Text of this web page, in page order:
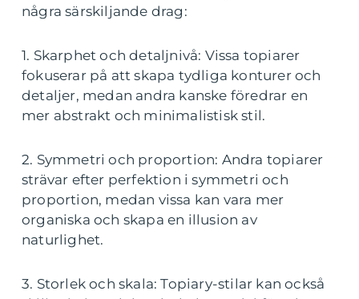
några särskiljande drag:
1. Skarphet och detaljnivå: Vissa topiarer
fokuserar på att skapa tydliga konturer och
detaljer, medan andra kanske föredrar en
mer abstrakt och minimalistisk stil.
2. Symmetri och proportion: Andra topiarer
strävar efter perfektion i symmetri och
proportion, medan vissa kan vara mer
organiska och skapa en illusion av
naturlighet.
3. Storlek och skala: Topiary-stilar kan också